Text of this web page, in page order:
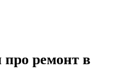
ремонт в